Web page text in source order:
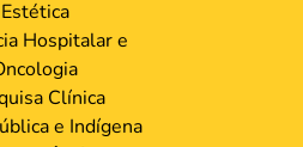
Estética
Hospitalar e
Clínica
e Indígena